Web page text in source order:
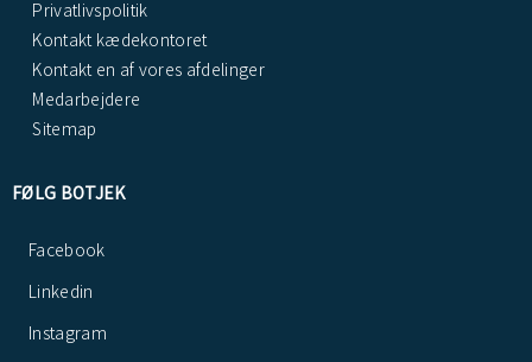
Privatlivspolitik
Kontakt kædekontoret
Kontakt en af vores afdelinger
Medarbejdere
Sitemap
FØLG BOTJEK
Facebook
Linkedin
Instagram